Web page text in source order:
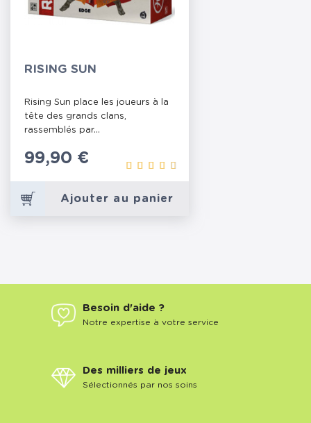
RISING SUN
Rising Sun place les joueurs à la
tête des grands clans,
rassemblés par...
Prix
99,90 €
Ajouter au panier
Besoin d'aide ?
Notre expertise à votre service
Des milliers de jeux
Sélectionnés par nos soins